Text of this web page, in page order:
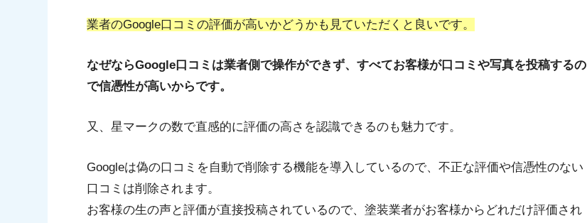
業者のGoogle口コミの評価が高いかどうかも見ていただくと良いです。
なぜならGoogle口コミは業者側で操作ができず、すべてお客様が口コミや写真を投稿するの
で信憑性が高いからです。
又、星マークの数で直感的に評価の高さを認識できるのも魅力です。
Googleは偽の口コミを自動で削除する機能を導入しているので、不正な評価や信憑性のない
口コミは削除されます。
お客様の生の声と評価が直接投稿されているので、塗装業者がお客様からどれだけ評価され